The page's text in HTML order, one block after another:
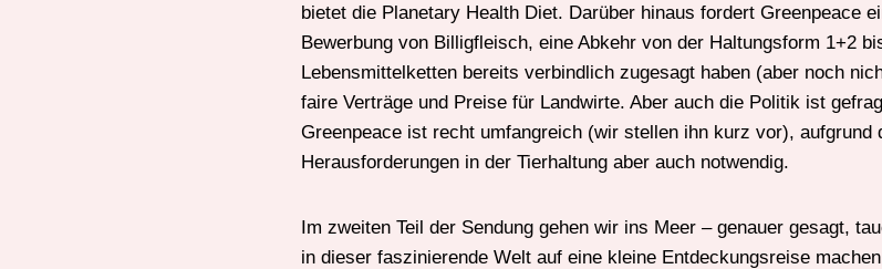
bietet die Planetary Health Diet. Darüber hinaus fordert Greenpeace
Bewerbung von Billigfleisch, eine Abkehr von der Haltungsform 1+2
Lebensmittelketten bereits verbindlich zugesagt haben (aber noch
faire Verträge und Preise für Landwirte. Aber auch die Politik ist
Greenpeace ist recht umfangreich (wir stellen ihn kurz vor), aufgrund
Herausforderungen in der Tierhaltung aber auch notwendig.
Im zweiten Teil der Sendung gehen wir ins Meer – genauer gesagt,
in dieser faszinierende Welt auf eine kleine Entdeckungsreise